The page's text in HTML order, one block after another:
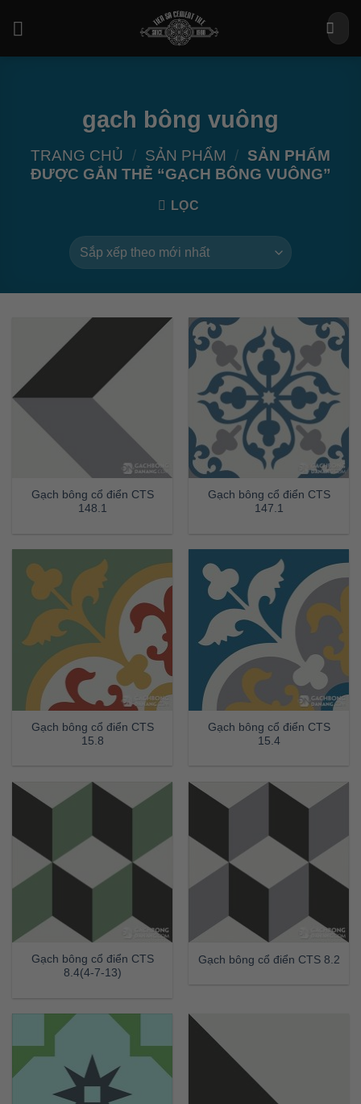
Tìm
kiếm:
gạch bông vuông
TRANG CHỦ / SẢN PHẨM / SẢN PHẨM
ĐƯỢC GẮN THẺ “GẠCH BÔNG VUÔNG”
LỌC
Gạch bông cổ điển CTS
148.1
Gạch bông cổ điển CTS
147.1
Gạch bông cổ điển CTS
15.8
Gạch bông cổ điển CTS
15.4
Gạch bông cổ điển CTS
8.4(4-7-13)
Gạch bông cổ điển CTS 8.2